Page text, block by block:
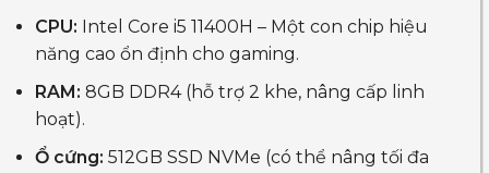
CPU: Intel Core i5 11400H – Một con chip hiệu
năng cao ổn định cho gaming.
RAM: 8GB DDR4 (hỗ trợ 2 khe, nâng cấp linh
hoạt).
Ổ cứng: 512GB SSD NVMe (có thể nâng tối đa